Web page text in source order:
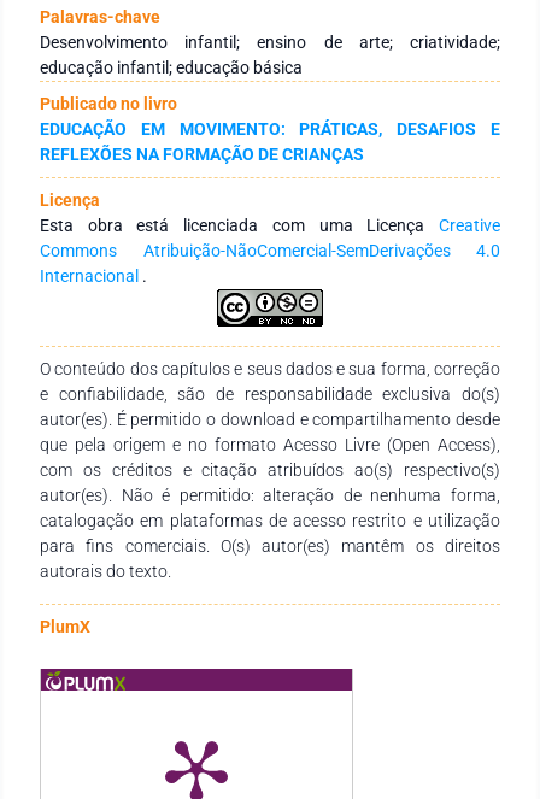
de artes, o desenvolvimento infantil e expressões artísticas.
Resultados: Os resultados indicam que a educação artística e
o ensino de arte desenvolvem desde a primeira infância a
participação, construção e desenvolvimento de noções de
espaço, estética, pensamento e capacidade de manifestar-se
criativamente e artisticamente, fazendo desta forma a
criança atingir suas potencialidades, desenvolver-se
cognitivamente e emocionalmente e resgatar o contato do
individuo com sua história, individualidade e cultura.
Conclusão: o professor e a instituição escolar devem estar
preparados para oferecer um ensino de qualidade e
significativo, com recursos materiais e valorização dos
conteúdos, da cultura, da expressão e criatividade dos alunos
interdisciplinaridade e uso de metodologias e estratégias
diversas.
Palavras-chave
Desenvolvimento infantil; ensino de arte; criatividade;
educação infantil; educação básica
Publicado no livro
EDUCAÇÃO EM MOVIMENTO: PRÁTICAS, DESAFIOS E
REFLEXÕES NA FORMAÇÃO DE CRIANÇAS
Licença
Esta obra está licenciada com uma Licença Creative
Commons Atribuição-NãoComercial-SemDerivações 4.0
Internacional .
O conteúdo dos capítulos e seus dados e sua forma, correção
e confiabilidade, são de responsabilidade exclusiva do(s)
autor(es). É permitido o download e compartilhamento desde
que pela origem e no formato Acesso Livre (Open Access),
com os créditos e citação atribuídos ao(s) respectivo(s)
autor(es). Não é permitido: alteração de nenhuma forma,
catalogação em plataformas de acesso restrito e utilização
para fins comerciais. O(s) autor(es) mantêm os direitos
autorais do texto.
PlumX